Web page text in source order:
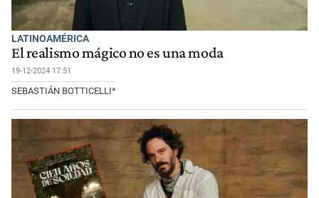
LATINOAMÉRICA
El realismo mágico no es una moda
19-12-2024 17:51
SEBASTIÁN BOTTICELLI*